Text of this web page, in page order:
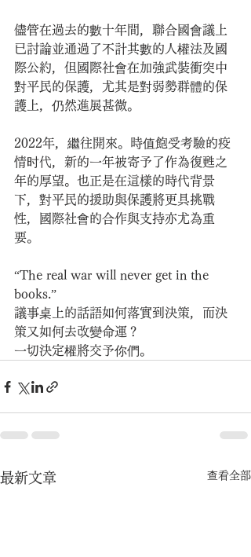
儘管在過去的數十年間，聯合國會議上
已討論並通過了不計其數的人權法及國
際公約，但國際社會在加強武裝衝突中
對平民的保護，尤其是對弱勢群體的保
護上，仍然進展甚微。
2022年，繼往開來。時值飽受考驗的疫
情时代，新的一年被寄予了作為復甦之
年的厚望。也正是在這樣的時代背景
下，對平民的援助與保護將更具挑戰
性，國際社會的合作與支持亦尤為重
要。
“The real war will never get in the
books.”
議事桌上的話語如何落實到決策，而決
策又如何去改變命運？
一切決定權將交予你們。
最新文章 查看全部